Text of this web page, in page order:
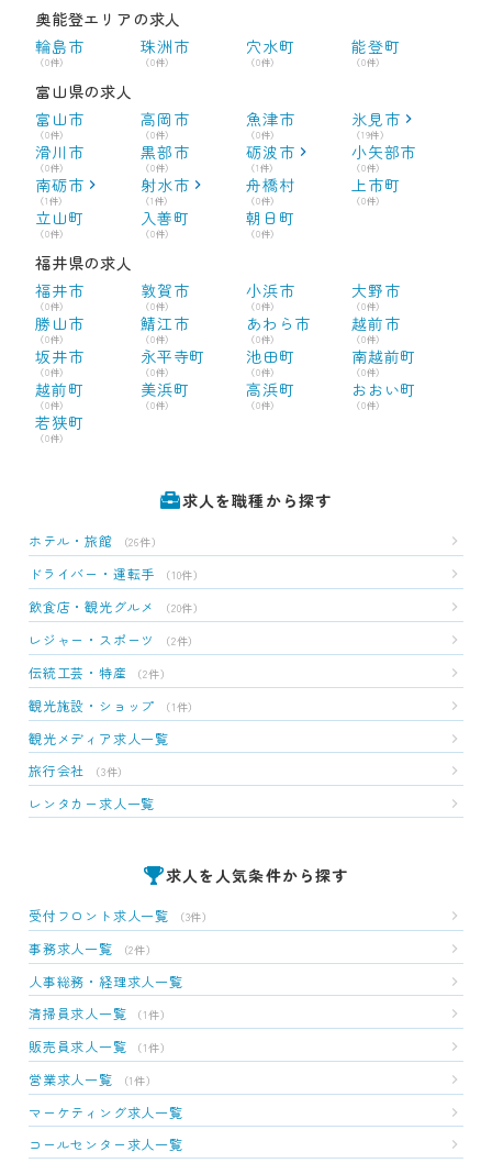
奥能登エリアの求人
輪島市
（0件）
珠洲市
（0件）
穴水町
（0件）
能登町
（0件）
富山県の求人
富山市
（0件）
高岡市
（0件）
魚津市
（0件）
氷見市
（19件）
滑川市
（0件）
黒部市
（0件）
砺波市
（1件）
小矢部市
（0件）
南砺市
（1件）
射水市
（1件）
舟橋村
（0件）
上市町
（0件）
立山町
（0件）
入善町
（0件）
朝日町
（0件）
福井県の求人
福井市
（0件）
敦賀市
（0件）
小浜市
（0件）
大野市
（0件）
勝山市
（0件）
鯖江市
（0件）
あわら市
（0件）
越前市
（0件）
坂井市
（0件）
永平寺町
（0件）
池田町
（0件）
南越前町
（0件）
越前町
（0件）
美浜町
（0件）
高浜町
（0件）
おおい町
（0件）
若狭町
（0件）
求人を職種から探す
ホテル・旅館 （26件）
ドライバー・運転手 （10件）
飲食店・観光グルメ （20件）
レジャー・スポーツ （2件）
伝統工芸・特産 （2件）
観光施設・ショップ （1件）
観光メディア求人一覧
旅行会社
（3件）
レンタカー求人一覧
求人を人気条件から探す
受付フロント求人一覧 （3件）
事務求人一覧 （2件）
人事総務・経理求人一覧
清掃員求人一覧
（1件）
販売員求人一覧 （1件）
営業求人一覧 （1件）
マーケティング求人一覧
コールセンター求人一覧